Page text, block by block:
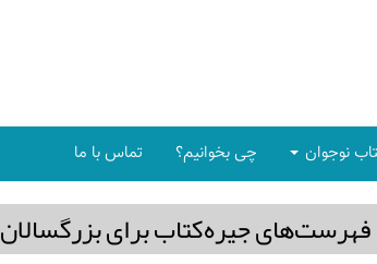
نوجوان چی بخوانیم؟ تماس با ما
فهرست‌های جیره‌كتاب برای بزرگسالان